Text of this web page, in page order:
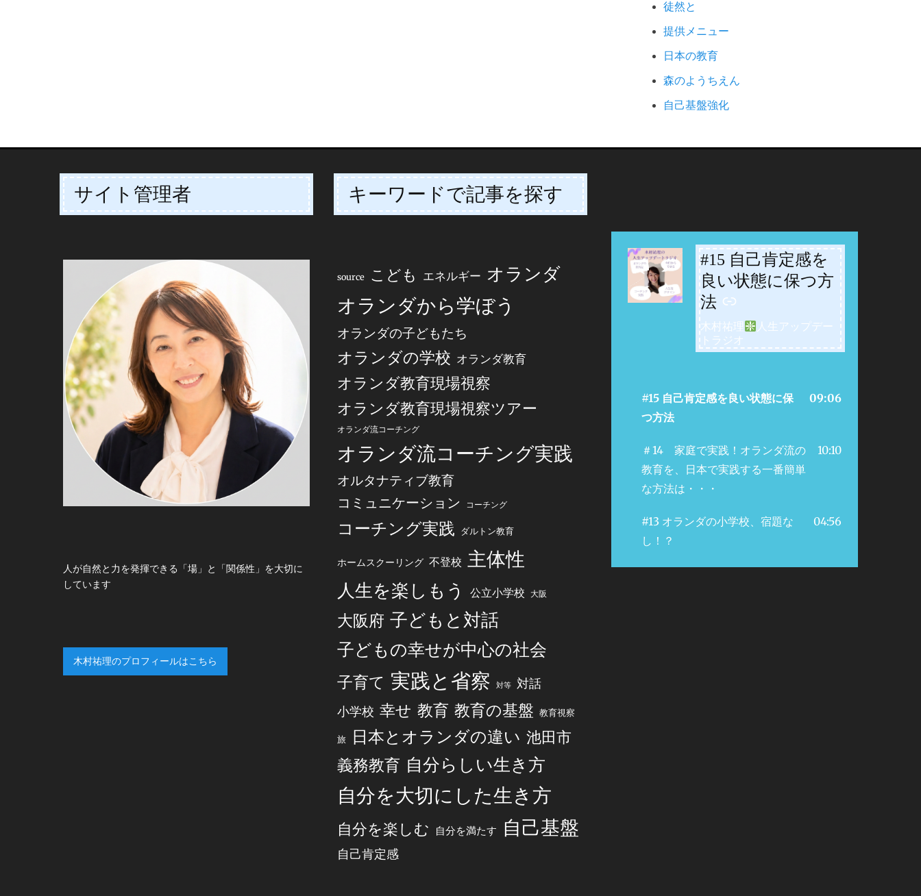
徒然と
提供メニュー
日本の教育
森のようちえん
自己基盤強化
サイト管理者
人が自然と力を発揮できる「場」と「関係性」を大切に
しています
木村祐理のプロフィールはこちら
キーワードで記事を探す
source こども エネルギー オランダ
オランダから学ぼう
オランダの子どもたち
オランダの学校 オランダ教育
オランダ教育現場視察
オランダ教育現場視察ツアー
オランダ流コーチング
オランダ流コーチング実践
オルタナティブ教育
コミュニケーション コーチング
コーチング実践 ダルトン教育
ホームスクーリング 不登校 主体性
人生を楽しもう 公立小学校 大阪
大阪府 子どもと対話
子どもの幸せが中心の社会
子育て 実践と省察 対等 対話
小学校 幸せ 教育 教育の基盤 教育視察
旅 日本とオランダの違い 池田市
義務教育 自分らしい生き方
自分を大切にした生き方
自分を楽しむ 自分を満たす 自己基盤
自己肯定感
#15 自己肯定感を
良い状態に保つ方
法
-
木村祐理
人生アップデー
トラジオ
#15 自己肯定感を良い状態に保
つ方法
09:06
＃14 家庭で実践！オランダ流の
教育を、日本で実践する一番簡単
な方法は・・・
10:10
#13 オランダの小学校、宿題な
し！？
04:56